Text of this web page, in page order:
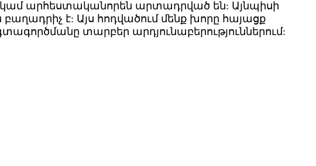
կամ արհեստականորեն արտադրված են: Այնպիսի
է: Այս հոդվածում մենք խորը հայացք
տարբեր արդյունաբերություններում: